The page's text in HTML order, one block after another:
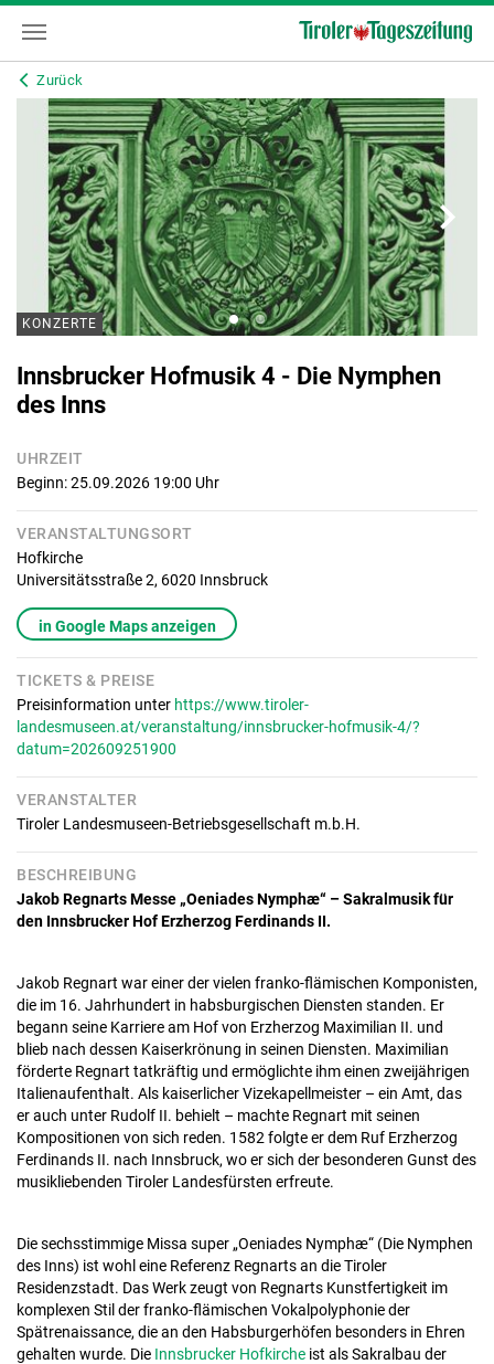
Zurück
KONZERTE
Innsbrucker Hofmusik 4 - Die Nymphen
des Inns
UHRZEIT
Beginn: 25.09.2026 19:00 Uhr
VERANSTALTUNGSORT
Hofkirche
Universitätsstraße 2, 6020 Innsbruck
in Google Maps anzeigen
TICKETS & PREISE
Preisinformation unter https://www.tiroler-
landesmuseen.at/veranstaltung/innsbrucker-hofmusik-4/?
datum=202609251900
VERANSTALTER
Tiroler Landesmuseen-Betriebsgesellschaft m.b.H.
BESCHREIBUNG
Jakob Regnarts Messe „Oeniades Nymphæ“ – Sakralmusik für
den Innsbrucker Hof Erzherzog Ferdinands II.
Jakob Regnart war einer der vielen franko-flämischen Komponisten,
die im 16. Jahrhundert in habsburgischen Diensten standen. Er
begann seine Karriere am Hof von Erzherzog Maximilian II. und
blieb nach dessen Kaiserkrönung in seinen Diensten. Maximilian
förderte Regnart tatkräftig und ermöglichte ihm einen zweijährigen
Italienaufenthalt. Als kaiserlicher Vizekapellmeister – ein Amt, das
er auch unter Rudolf II. behielt – machte Regnart mit seinen
Kompositionen von sich reden. 1582 folgte er dem Ruf Erzherzog
Ferdinands II. nach Innsbruck, wo er sich der besonderen Gunst des
musikliebenden Tiroler Landesfürsten erfreute.
Die sechsstimmige Missa super „Oeniades Nymphæ“ (Die Nymphen
des Inns) ist wohl eine Referenz Regnarts an die Tiroler
Residenzstadt. Das Werk zeugt von Regnarts Kunstfertigkeit im
komplexen Stil der franko-flämischen Vokalpolyphonie der
Spätrenaissance, die an den Habsburgerhöfen besonders in Ehren
gehalten wurde. Die Innsbrucker Hofkirche ist als Sakralbau der